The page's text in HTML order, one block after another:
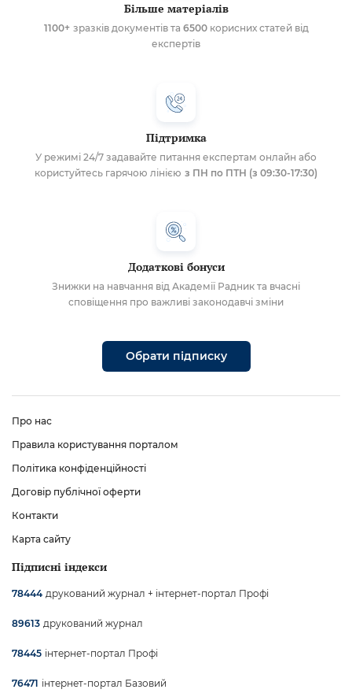
Більше матеріалів
1100+ зразків документів та 6500корисних статей від
експертів
Підтримка
У режимі 24/7 задавайте питання експертам онлайн або
користуйтесь гарячою лінією з ПН по ПТН (з 09:30-17:30)
Додаткові бонуси
Знижки на навчання від Академії Радник та вчасні
сповіщення про важливі законодавчі зміни
Обрати підписку
Про нас
Правила користування порталом
Політика конфіденційності
Договір публічної оферти
Контакти
Карта сайту
Підписні індекси
78444 друкований журнал + інтернет-портал Профі
89613 друкований журнал
78445 інтернет-портал Профі
76471 інтернет-портал Базовий